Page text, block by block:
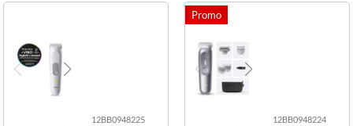
12BB0948225 12BB0948224